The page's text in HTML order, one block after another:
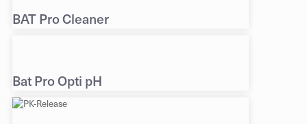
BAT Pro Cleaner
Bat Pro Opti pH